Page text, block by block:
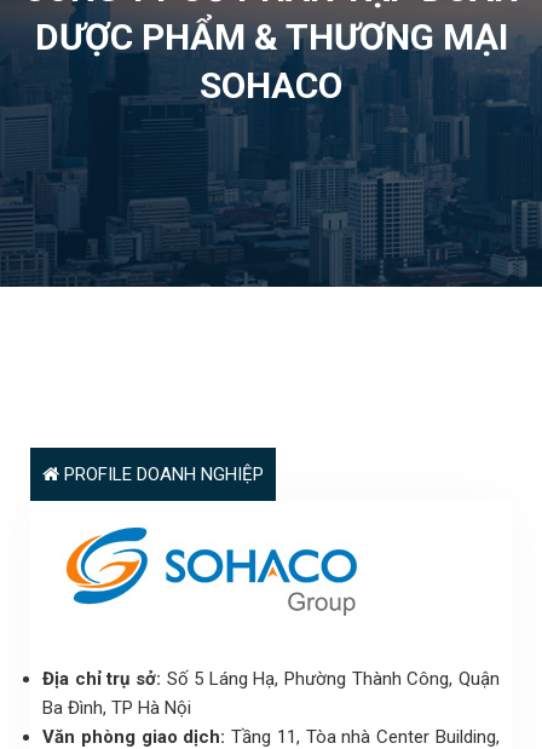
DƯỢC PHẨM & THƯƠNG MẠI
SOHACO
PROFILE DOANH NGHIỆP
Địa chỉtrụ sở: Số 5 Láng Hạ, Phường Thành Công, Quận
Ba Đình, TP Hà Nội
Văn phòng giao dịch: Tầng 11, Tòa nhà Center Building,